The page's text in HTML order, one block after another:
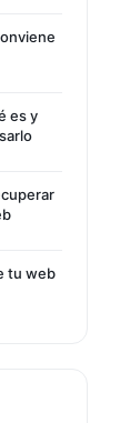
es y
tu web